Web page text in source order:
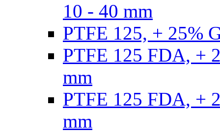
10 - 40 mm
PTFE 125, + 25%
PTFE 125 FDA, +
mm
PTFE 125 FDA, +
mm